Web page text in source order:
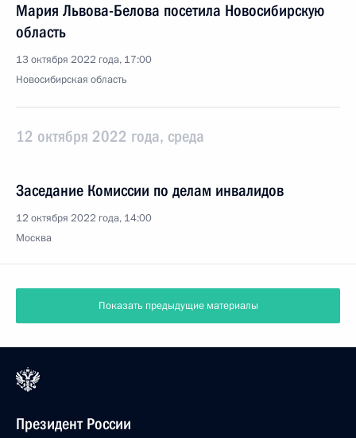
Мария Львова-Белова посетила Новосибирскую
область
13 октября 2022 года, 17:00
Новосибирская область
12 октября 2022 года, среда
Заседание Комиссии по делам инвалидов
12 октября 2022 года, 14:00
Москва
Показать предыдущие материалы
Президент России